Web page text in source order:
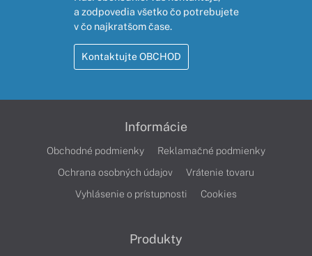
a zodpovedia všetko čo potrebujete
v čo najkratšom čase.
Kontaktujte OBCHOD
Informácie
Obchodné podmienky
Reklamačné podmienky
Ochrana osobných údajov
Vrátenie tovaru
Vyhlásenie o prístupnosti
Cookies
Produkty